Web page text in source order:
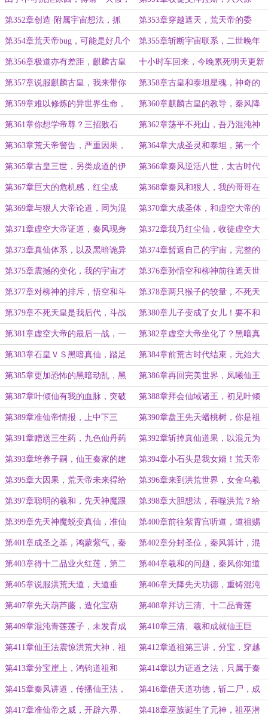
小预告 力，危险的原力量腐化
第352章创造·附属宇宙想法，抓
捕，收复
第353章穿越遮天，荒天帝的委
托，我去杀黑暗仙王？
第354章荒天帝bug，可能是好几个
黑暗仙王，艰苦的修炼环境
第355章斩断宇宙联系，二世晚年
麒麟古皇
第356章极道亦有差距，麒麟古皇
来当我的布下吧！
十小时车回来，今晚累死明天更新
第357章说服麒麟古皇，我来带你
见识一下更广阔的天地！
第358章古皇和泰坦星魂，神奇的
精灵族群！
第359章难以修炼的异世界生命，
精灵和巨龙
第360章麒麟古皇的教导，秦风降
临不死山
第361章你想学帝尊？三招败石
皇，极尽升华也没用
第362章荡平不死山，吾乃混沌神
皇，剑斩四天尊
第363章荒天帝警告，严重因果，
黑暗准王变准帝了！
第364章大成圣灵和泰坦，第一个
开辟苦海的精灵
第365章古皇三世，另类成道的伊
利丹，残酷命运
第366章秦风逆活八世，太古时代
结束，荒古时代
第367章巨大的危机感，红尘成
仙，仙王战力
第368章秦风和狠人，我的哥哥在
你手中？还给我！
第369章与狠人大帝论道，同为混
沌体交流一下
第370章大成圣体，和虚空大帝的
成道之劫
第371章虚空大帝证道，秦风现身
阻至尊
第372章我乃红尘仙，收徒虚空大
帝！
第373章真仙体系，以及黑暗诡异
至尊
第374章暂返自己的宇宙，完整的
仙道法则
第375章震撼的变化，我的宇宙才
是真完美世界
第376章孙悟空和柳神前往遮天世
界
第377章对柳神的排斥，悟空和斗
战圣皇，圣猿还是圣灵？
第378章两只猴子的较量，不死天
皇先祖大人！
第379章不死天皇是我后代，斗战
圣皇的恩怨
第380章儿子变成了女儿！要不和
叶凡结个亲家！
第381章虚空大帝的最后一战，一
人斩四黑暗大帝
第382章虚空大帝坐化了？黑暗真
仙降临
第383章石皇ＶＳ黑暗真仙，踏足
红尘仙之境
第384章前荒古时代结束，无始大
帝出现
第385章更加恐怖的黑暗动乱，黑
暗准仙王降临
第386章再回完美世界，凤曦仙王
巨头，荒的命运
第387章叶倾仙有我的血脉，突破
仙王巨头
第388章拜会仙域诸王，初见叶倾
仙，大危机！！
第389章准仙帝情报，上中下三
策，拜访盘王
第390章盘王先天蟠桃树，你是祖
祭灵道侣？我不信
第391章赠送三生药，九色仙丹药
方，仙王子嗣出生
第392章斩掉真仙道果，以混元为
名
第393章培养子嗣，仙王秦家的建
立，三位红尘仙
第394章小石头是我女婿！荒天帝
是我亲家公！
第395章大因果，荒天帝未来得给
我磕一个才行！
第396章来到洪荒世界，女金乌羲
和
第397章聪明的羲和，先天神魔跟
脚，交易！
第398章大胆想法，吞噬洪荒？给
羲和讲红尘仙、仙王
第399章先天神魔蜕变真仙，准仙
王，羲和想双修破王
第400章前往紫霄宫听道，道祖赐
座
第401章成圣之基，鸿蒙紫气，秦
风，你愿意当圣人吗？
第402章分封圣位，秦风算计，混
沌钟还是业火红莲
第403章得十二品业火红莲，第二
次讲道、准圣之路
第404章羲和的问题，秦风你知道
我的未来吗？
第405章说服洪荒天道，天道垂
青，羲和改命
第406章天降先天功德，重铸混沌
青莲，道祖指点
第407章先天葫芦藤，造化宝葫
芦，神火宝葫芦
第408章拜访三清、十二品青莲
根，交易三清
第409章混沌青莲莲子，未发育成
型的第五座莲台
第410章三清、羲和成就仙王巨
头，紫霄宫在开
第411章仙王法震惊洪荒大神，祖
巫后土
第412章道祖第三讲，分宝，穿越
者必备弑神枪、十二品灭世黑莲
第413章分宝崖上，鸿钧道祖和
道，大机缘
第414章以力证道之法，只属于秦
风的路
第415章秦风讲道，传播仙王法，
先天功德再将
第416章借天道功德，斩二尸，成
就准仙帝！
第417章准仙帝之威，开辟六界、 第418章巫族诞生了元神，祖巫潜